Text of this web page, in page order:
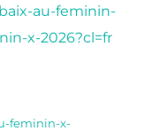
au-feminin-
x-2026?cl=fr
feminin-x-